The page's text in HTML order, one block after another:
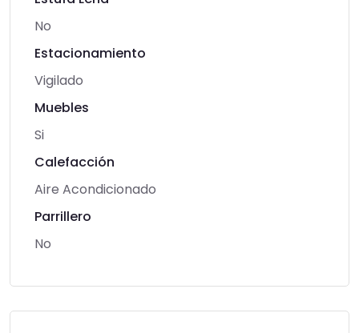
No
Estacionamiento
Vigilado
Muebles
Si
Calefacción
Aire Acondicionado
Parrillero
No